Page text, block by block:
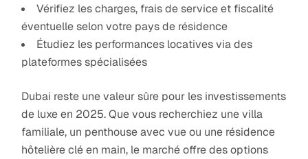
Vérifiez les charges, frais de service et fiscalité
éventuelle selon votre pays de résidence
Étudiez les performances locatives via des
plateformes spécialisées
Dubai reste une valeur sûre pour les investissements
de luxe en 2025. Que vous recherchiez une villa
familiale, un penthouse avec vue ou une résidence
hôtelière clé en main, le marché offre des options